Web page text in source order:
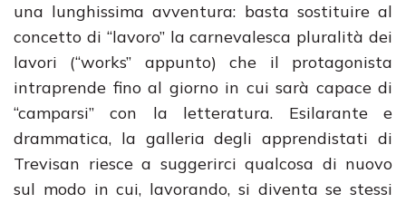
una lunghissima avventura: basta sostituire al
concetto di “lavoro” la carnevalesca pluralità dei
lavori (“works” appunto) che il protagonista
intraprende fino al giorno in cui sarà capace di
“camparsi” con la letteratura. Esilarante e
drammatica, la galleria degli apprendistati di
Trevisan riesce a suggerirci qualcosa di nuovo
sul modo in cui, lavorando, si diventa se stessi